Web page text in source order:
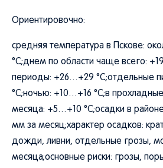
Ориентировочно:
средняя температура в Пскове:
°C;днем по области чаще всего:
периоды: +26…+29 °C;отдельные
°C;ночью: +10…+16 °C;в
месяца: +5…+10 °C;осадки в
мм за месяц;характер осадков:
дожди, ливни, отдельные грозы,
месяца;основные риски: грозы,